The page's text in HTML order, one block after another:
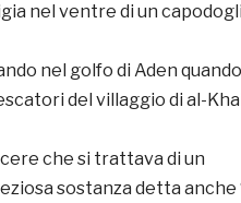
nel ventre di un
nel golfo di Aden
del villaggio di al-
che si trattava di un
sostanza detta anche